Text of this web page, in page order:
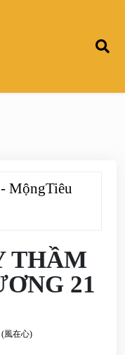
MộngTiêu
THẦM
21
(風在心)